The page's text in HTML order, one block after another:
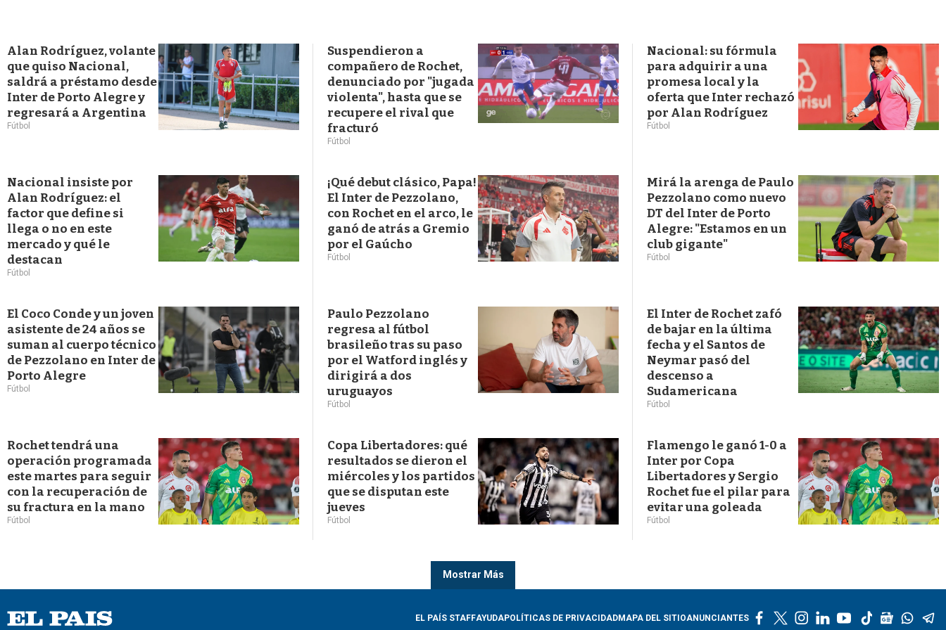
e
Alan Rodríguez, volante
que quiso Nacional,
saldrá a préstamo desde
Inter de Porto Alegre y
regresará a Argentina
Fútbol
Suspendieron a
compañero de Rochet,
denunciado por "jugada
violenta", hasta que se
recupere el rival que
fracturó
Fútbol
Nacional: su fórmula
para adquirir a una
promesa local y la
oferta que Inter rechazó
por Alan Rodríguez
Fútbol
Nacional insiste por
Alan Rodríguez: el
factor que define si
llega o no en este
mercado y qué le
destacan
Fútbol
¡Qué debut clásico, Papa!
El Inter de Pezzolano,
con Rochet en el arco, le
ganó de atrás a Gremio
por el Gaúcho
Fútbol
Mirá la arenga de Paulo
Pezzolano como nuevo
DT del Inter de Porto
Alegre: "Estamos en un
club gigante"
Fútbol
El Coco Conde y un joven
asistente de 24 años se
suman al cuerpo técnico
de Pezzolano en Inter de
Porto Alegre
Fútbol
Paulo Pezzolano
regresa al fútbol
brasileño tras su paso
por el Watford inglés y
dirigirá a dos
uruguayos
Fútbol
El Inter de Rochet zafó
de bajar en la última
fecha y el Santos de
Neymar pasó del
descenso a
Sudamericana
Fútbol
Rochet tendrá una
operación programada
este martes para seguir
con la recuperación de
su fractura en la mano
Fútbol
Copa Libertadores: qué
resultados se dieron el
miércoles y los partidos
que se disputan este
jueves
Fútbol
Flamengo le ganó 1-0 a
Inter por Copa
Libertadores y Sergio
Rochet fue el pilar para
evitar una goleada
Fútbol
Mostrar Más
EL PAÍS STAFFAYUDAPOLÍTICAS DE PRIVACIDADMAPA DEL SITIOANUNCIANTES
l
y
t
g
w